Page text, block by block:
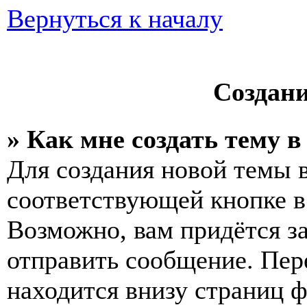
Вернуться к началу
» Как мне создать тему
Для создания новой темы
соответствующей кнопке
Возможно, вам придётся
отправить сообщение.
находится внизу